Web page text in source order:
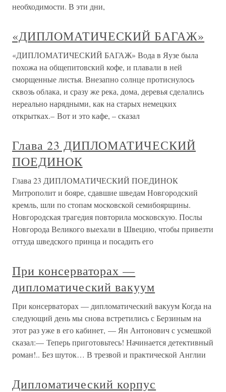
необходимости. В эти дни,
«ДИПЛОМАТИЧЕСКИЙ БАГАЖ»
«ДИПЛОМАТИЧЕСКИЙ БАГАЖ» Вода в Яузе была
похожа на общепитовский кофе, и плавали в ней
сморщенные листья. Внезапно солнце протиснулось
сквозь облака, и сразу же река, дома, деревья сделались
нереально нарядными, как на старых немецких
открытках.– Вот и это кафе, – сказал
Глава 23 ДИПЛОМАТИЧЕСКИЙ
ПОЕДИНОК
Глава 23 ДИПЛОМАТИЧЕСКИЙ ПОЕДИНОК
Митрополит и бояре, сдавшие шведам Новгородский
кремль, шли по стопам московской семибоярщины.
Новгородская трагедия повторила московскую. Послы
Новгорода Великого выехали в Швецию, чтобы привезти
оттуда шведского принца и посадить его
При консерваторах —
дипломатический вакуум
При консерваторах — дипломатический вакуум Когда на
следующий день мы снова встретились с Берзиным на
этот раз уже в его кабинет, — Ян Антонович с усмешкой
сказал:— Теперь приготовьтесь! Начинается детективный
роман!.. Без шуток… В трезвой и практической Англии
Дипломатический корпус